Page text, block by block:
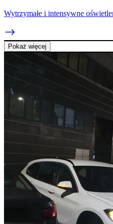
Wytrzymałe i intensywne
Pokaż więcej